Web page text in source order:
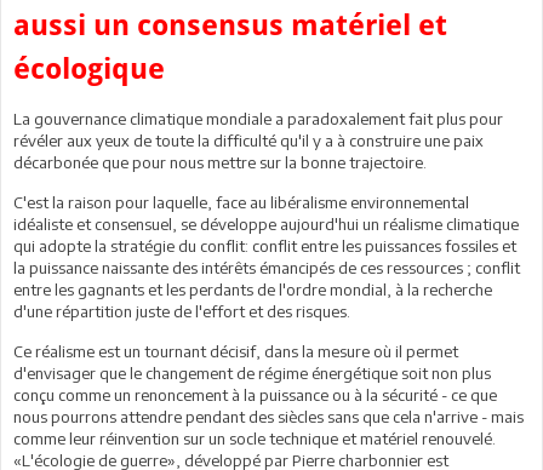
aussi un consensus matériel et
écologique
La gouvernance climatique mondiale a paradoxalement fait plus pour
révéler aux yeux de toute la difficulté qu'il y a à construire une paix
décarbonée que pour nous mettre sur la bonne trajectoire.
C'est la raison pour laquelle, face au libéralisme environnemental
idéaliste et consensuel, se développe aujourd'hui un réalisme climatique
qui adopte la stratégie du conflit: conflit entre les puissances fossiles et
la puissance naissante des intérêts émancipés de ces ressources ; conflit
entre les gagnants et les perdants de l'ordre mondial, à la recherche
d'une répartition juste de l'effort et des risques.
Ce réalisme est un tournant décisif, dans la mesure où il permet
d'envisager que le changement de régime énergétique soit non plus
conçu comme un renoncement à la puissance ou à la sécurité - ce que
nous pourrons attendre pendant des siècles sans que cela n'arrive - mais
comme leur réinvention sur un socle technique et matériel renouvelé.
«L'écologie de guerre», développé par Pierre charbonnier est